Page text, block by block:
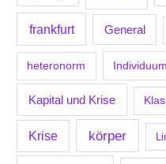
frankfurt General
heteronorm Individuum
Kapital und Krise
Krise körper